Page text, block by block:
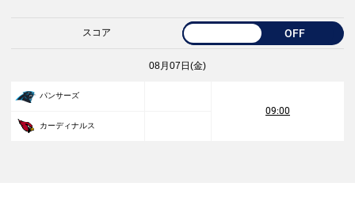
スコア OFF
08月07日(金)
パンサーズ
09:00
カーディナルス